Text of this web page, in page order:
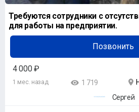
Требуются сотрудники с
для работы на предприятии.
Позвонить
4 000 ₽
1 мес. назад 1 719
Сергей